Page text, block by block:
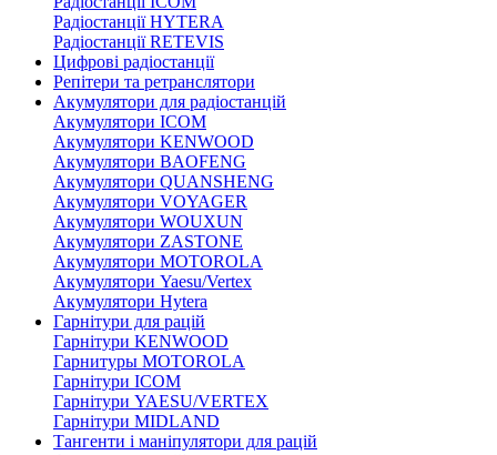
Радіостанції HYTERA
Радіостанції RETEVIS
Цифрові радіостанції
Репітери та ретранслятори
Акумулятори для радіостанцій
Акумулятори ICOM
Акумулятори KENWOOD
Акумулятори BAOFENG
Акумулятори QUANSHENG
Акумулятори VOYAGER
Акумулятори WOUXUN
Акумулятори ZASTONE
Акумулятори MOTOROLA
Акумулятори Yaesu/Vertex
Акумулятори Hytera
Гарнітури для рацій
Гарнітури KENWOOD
Гарнитуры MOTOROLA
Гарнітури ICOM
Гарнітури YAESU/VERTEX
Гарнітури MIDLAND
Тангенти і маніпулятори для рацій